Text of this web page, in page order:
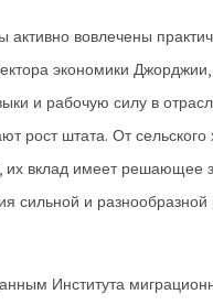
активно вовлечены
экономики
и рабочую силу в
рост штата. От сельского
их вклад имеет решающее
сильной и
Института